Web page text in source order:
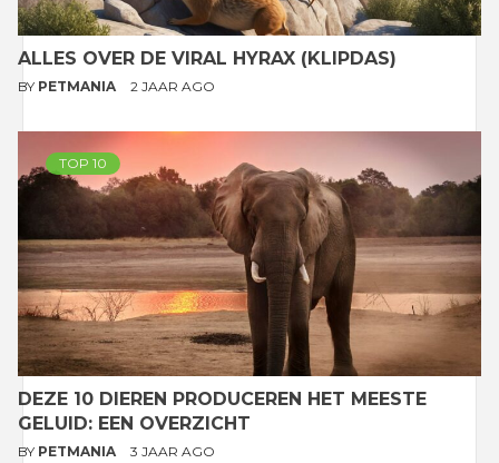
ALLES OVER DE VIRAL HYRAX (KLIPDAS)
BY PETMANIA 2 JAAR AGO
TOP 10
DEZE 10 DIEREN PRODUCEREN HET MEESTE
GELUID: EEN OVERZICHT
BY PETMANIA 3 JAAR AGO